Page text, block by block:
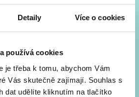
Detaily Více o cookies
používá cookies
je třeba k tomu, abychom Vám
Vás skutečně zajímají. Souhlas s
dat udělíte kliknutím na tlačítko
každý měsíc rovnou do mailu!
adaptace a další.